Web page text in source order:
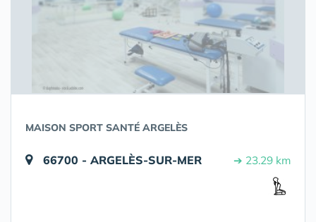
MAISON SPORT SANTÉ ARGELÈS
66700 - ARGELÈS-SUR-MER ➔ 23.29 km